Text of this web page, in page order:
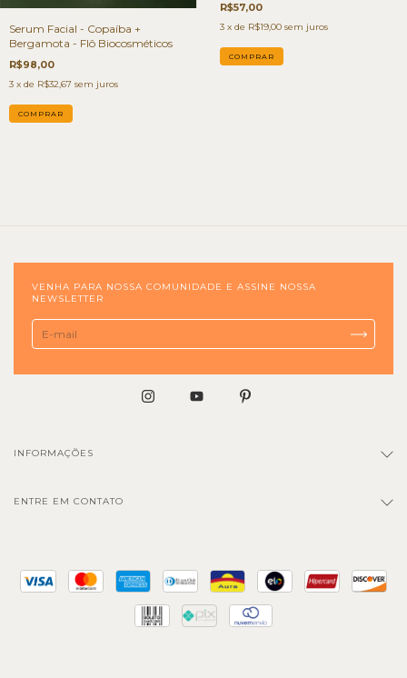
Serum Facial - Copaíba +
Bergamota - Flô Biocosméticos
R$98,00
3 x de R$32,67 sem juros
R$57,00
3 x de R$19,00 sem juros
VENHA PARA NOSSA COMUNIDADE E ASSINE NOSSA
NEWSLETTER
INFORMAÇÕES
ENTRE EM CONTATO